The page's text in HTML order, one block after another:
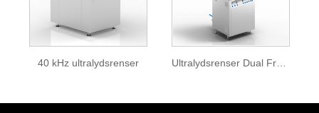
40 kHz ultralydsrenser